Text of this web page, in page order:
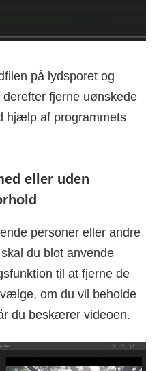
på lydsporet og
fjerne uønskede
hjælp af programmets
eller uden
personer eller andre
du blot anvende
til at fjerne de
om du vil beholde
du beskærer videoen.